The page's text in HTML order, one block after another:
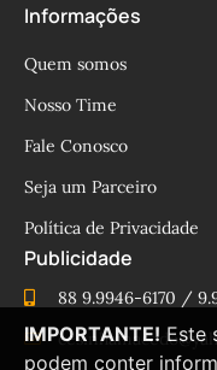
Informações
Quem somos
Nosso Time
Fale Conosco
Seja um Parceiro
Política de Privacidade
Publicidade
88 9.9946-6170 /
IMPORTANTE! Este
podem conter